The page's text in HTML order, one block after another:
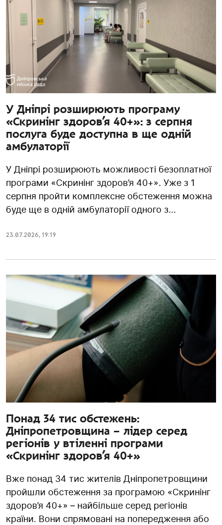
У Дніпрі розширюють програму
«Скринінг здоров’я 40+»: з серпня
послуга буде доступна в ще одній
амбулаторії
У Дніпрі розширюють можливості безоплатної
програми «Скринінг здоров’я 40+». Уже з 1
серпня пройти комплексне обстеження можна
буде ще в одній амбулаторії одного з...
23.07.2026, 19:19
Понад 34 тис обстежень:
Дніпропетровщина – лідер серед
регіонів у втіленні програми
«Скринінг здоров’я 40+»
Вже понад 34 тис жителів Дніпропетровщини
пройшли обстеження за програмою «Скринінг
здоров’я 40+» – найбільше серед регіонів
країни. Вони спрямовані на попередження або